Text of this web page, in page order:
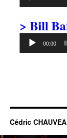
> Bill
Lecteur
00:00
Cédric